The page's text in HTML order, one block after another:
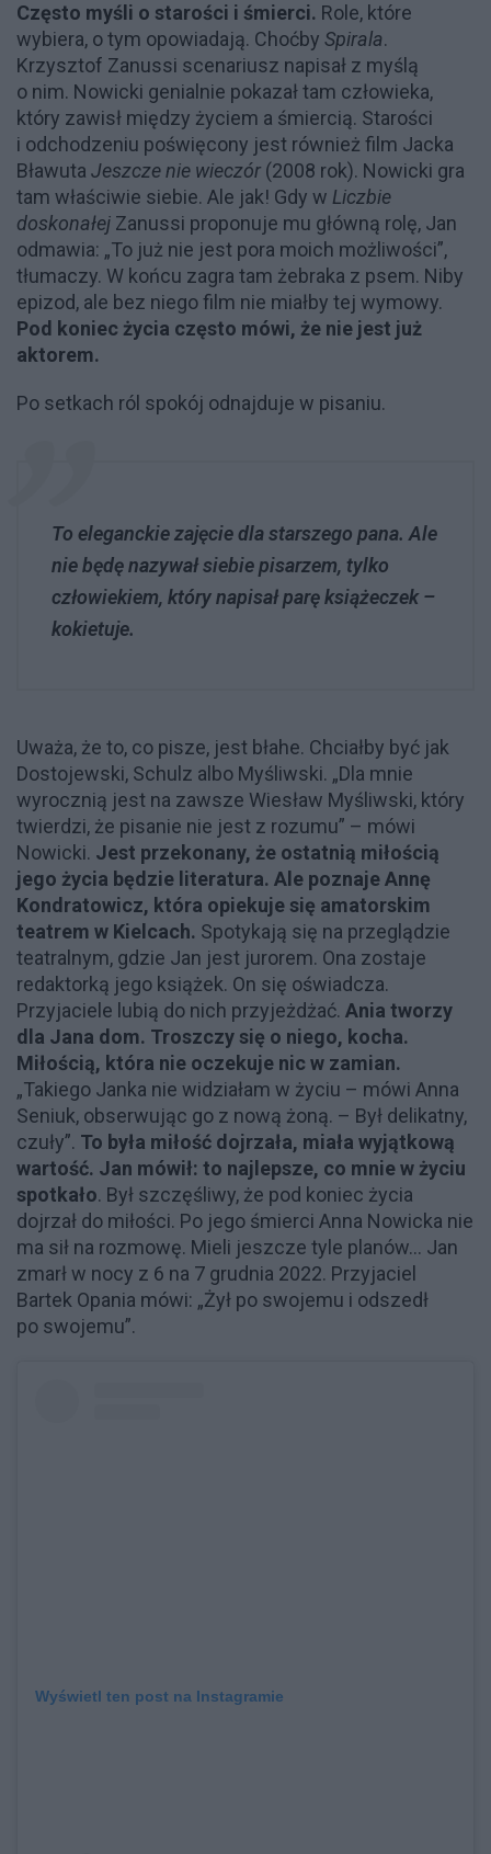
Często myśli o starości i śmierci. Role, które
wybiera, o tym opowiadają. Choćby Spirala.
Krzysztof Zanussi scenariusz napisał z myślą
o nim. Nowicki genialnie pokazał tam człowieka,
który zawisł między życiem a śmiercią. Starości
i odchodzeniu poświęcony jest również film Jacka
Bławuta Jeszcze nie wieczór (2008 rok). Nowicki gra
tam właściwie siebie. Ale jak! Gdy w Liczbie
doskonałej Zanussi proponuje mu główną rolę, Jan
odmawia: „To już nie jest pora moich możliwości”,
tłumaczy. W końcu zagra tam żebraka z psem. Niby
epizod, ale bez niego film nie miałby tej wymowy.
Pod koniec życia często mówi, że nie jest już
aktorem.
Po setkach ról spokój odnajduje w pisaniu.
To eleganckie zajęcie dla starszego pana. Ale
nie będę nazywał siebie pisarzem, tylko
człowiekiem, który napisał parę książeczek –
kokietuje.
Uważa, że to, co pisze, jest błahe. Chciałby być jak
Dostojewski, Schulz albo Myśliwski. „Dla mnie
wyrocznią jest na zawsze Wiesław Myśliwski, który
twierdzi, że pisanie nie jest z rozumu” – mówi
Nowicki. Jest przekonany, że ostatnią miłością
jego życia będzie literatura. Ale poznaje Annę
Kondratowicz, która opiekuje się amatorskim
teatrem w Kielcach. Spotykają się na przeglądzie
teatralnym, gdzie Jan jest jurorem. Ona zostaje
redaktorką jego książek. On się oświadcza.
Przyjaciele lubią do nich przyjeżdżać. Ania tworzy
dla Jana dom. Troszczy się o niego, kocha.
Miłością, która nie oczekuje nic w zamian.
„Takiego Janka nie widziałam w życiu – mówi Anna
Seniuk, obserwując go z nową żoną. – Był delikatny,
czuły”. To była miłość dojrzała, miała wyjątkową
wartość. Jan mówił: to najlepsze, co mnie w życiu
spotkało. Był szczęśliwy, że pod koniec życia
dojrzał do miłości. Po jego śmierci Anna Nowicka nie
ma sił na rozmowę. Mieli jeszcze tyle planów... Jan
zmarł w nocy z 6 na 7 grudnia 2022. Przyjaciel
Bartek Opania mówi: „Żył po swojemu i odszedł
po swojemu”.
Wyświetl ten post na Instagramie